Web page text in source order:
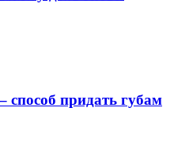
придать губам